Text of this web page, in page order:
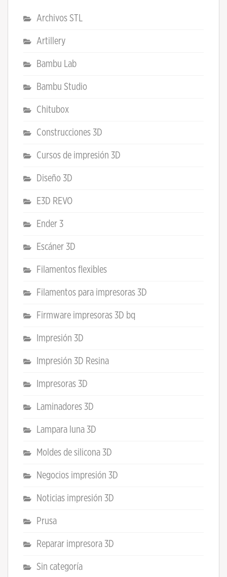
Archivos STL
Artillery
Bambu Lab
Bambu Studio
Chitubox
Construcciones 3D
Cursos de impresión 3D
Diseño 3D
E3D REVO
Ender 3
Escáner 3D
Filamentos flexibles
Filamentos para impresoras 3D
Firmware impresoras 3D bq
Impresión 3D
Impresión 3D Resina
Impresoras 3D
Laminadores 3D
Lampara luna 3D
Moldes de silicona 3D
Negocios impresión 3D
Noticias impresión 3D
Prusa
Reparar impresora 3D
Sin categoría